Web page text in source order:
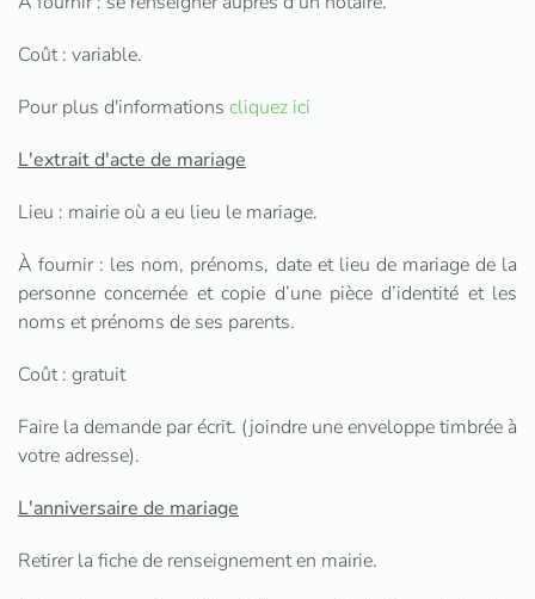
Coût : variable.
Pour plus d'informations cliquez ici
L'extrait d'acte de mariage
Lieu : mairie où a eu lieu le mariage.
À fournir : les nom, prénoms, date et lieu de mariage de la
personne concernée et copie d’une pièce d’identité et les
noms et prénoms de ses parents.
Coût : gratuit
Faire la demande par écrit. (joindre une enveloppe timbrée à
votre adresse).
L'anniversaire de mariage
Retirer la fiche de renseignement en mairie.